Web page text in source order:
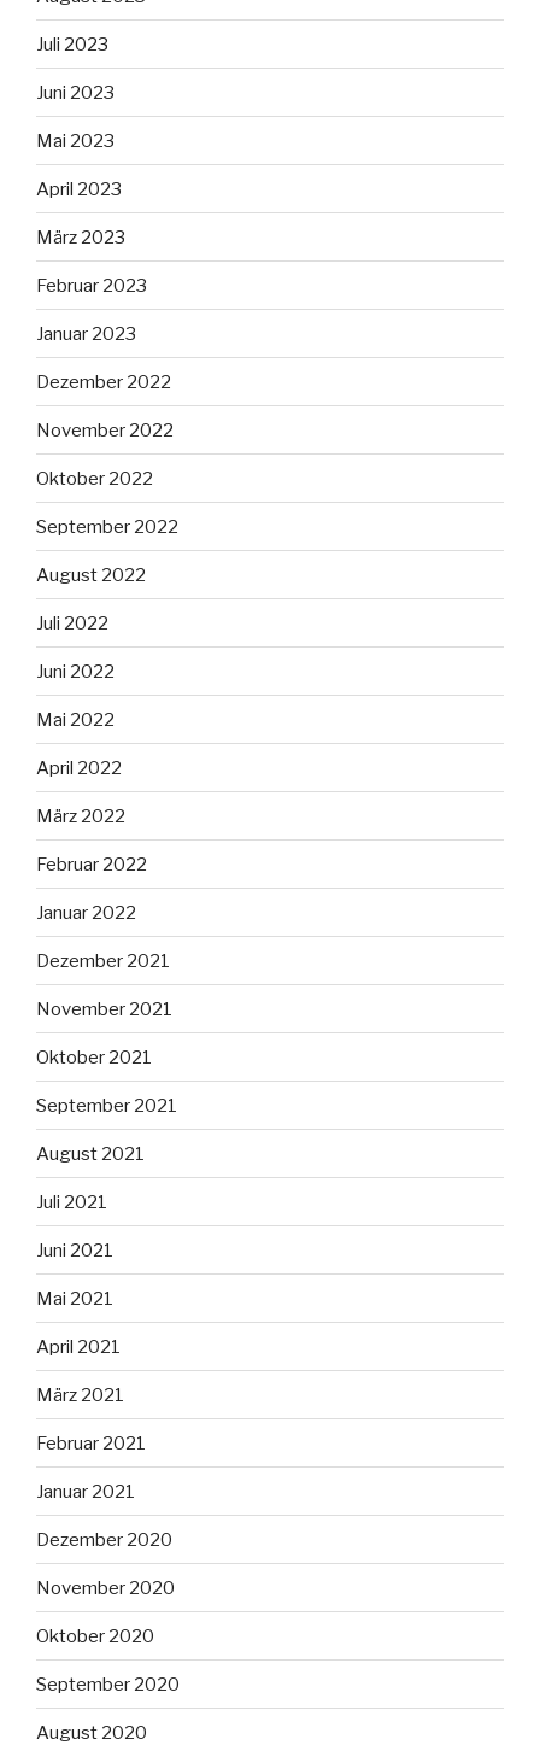
Juli 2023
Juni 2023
Mai 2023
April 2023
März 2023
Februar 2023
Januar 2023
Dezember 2022
November 2022
Oktober 2022
September 2022
August 2022
Juli 2022
Juni 2022
Mai 2022
April 2022
März 2022
Februar 2022
Januar 2022
Dezember 2021
November 2021
Oktober 2021
September 2021
August 2021
Juli 2021
Juni 2021
Mai 2021
April 2021
März 2021
Februar 2021
Januar 2021
Dezember 2020
November 2020
Oktober 2020
September 2020
August 2020